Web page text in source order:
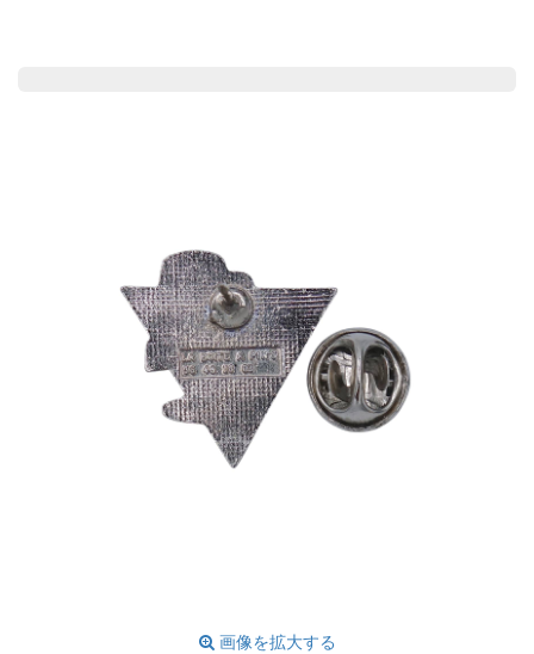
画像を拡大する